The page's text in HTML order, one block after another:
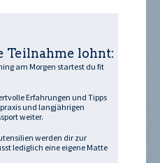
Teilnahme lohnt:
am Morgen startest du fit
Erfahrungen und Tipps
und langjährigen
weiter.
werden dir zur
lediglich eine eigene Matte